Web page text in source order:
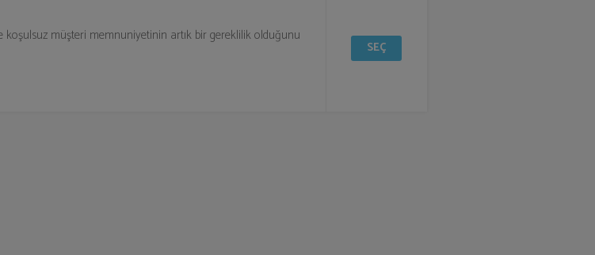
koşulsuz müşteri memnuniyetinin artık bir gereklilik olduğunu
SEÇ